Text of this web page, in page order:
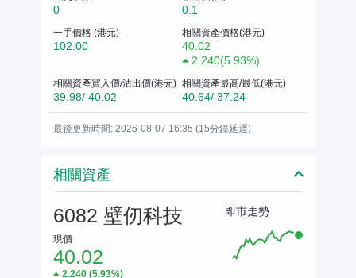
0 0.1
一手價格 (港元)
102.00
相關資產價格(港元)
40.02
2.240(5.93%)
相關資產買入價/沽出價(港元)
39.98/ 40.02
相關資產最高/最低(港元)
40.64/ 37.24
最後更新時間: 2026-08-07 16:35 (15分鐘延遲)
相關資產
6082 壁仞科技
現價
40.02
2.240(5.93%)
即市走勢